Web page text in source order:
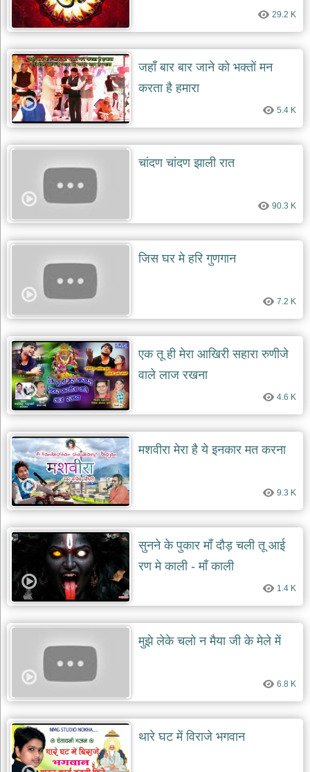
आज
का
भजन
bhajan
of
the
day
भजन
जोड़ें
add
29.2 K
जहाँ बार बार जाने को भक्तों मन
करता है हमारा
5.4 K
चांदण चांदण झाली रात
90.3 K
जिस घर मे हरि गुणगान
7.2 K
एक तू ही मेरा आखिरी सहारा रुणीजे
वाले लाज रखना
4.6 K
मशवीरा मेरा है ये इनकार मत करना
9.3 K
सुनने के पुकार माँ दौड़ चली तू आई
रण मे काली - माँ काली
1.4 K
मुझे लेके चलो न मैया जी के मेले में
6.8 K
थारे घट में विराजे भगवान